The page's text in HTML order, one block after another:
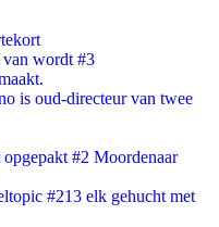
wordt #3
is oud-directeur van twee
#2 Moordenaar
#213 elk gehucht met